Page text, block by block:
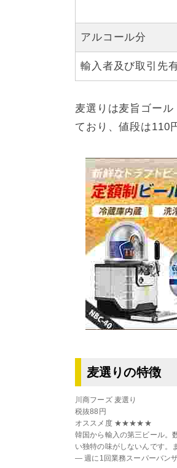
アルコール分
輸入者及び取引先
麦選りは麦旨ゴー
ており、値段は110
麦選りの特徴
川商フーズ 麦選り
税抜88円
オススメ度 ★★★★★
韓国から輸入の第三ビール。
い独特の味がしないんです。
— 週に1回業務スーパーバン